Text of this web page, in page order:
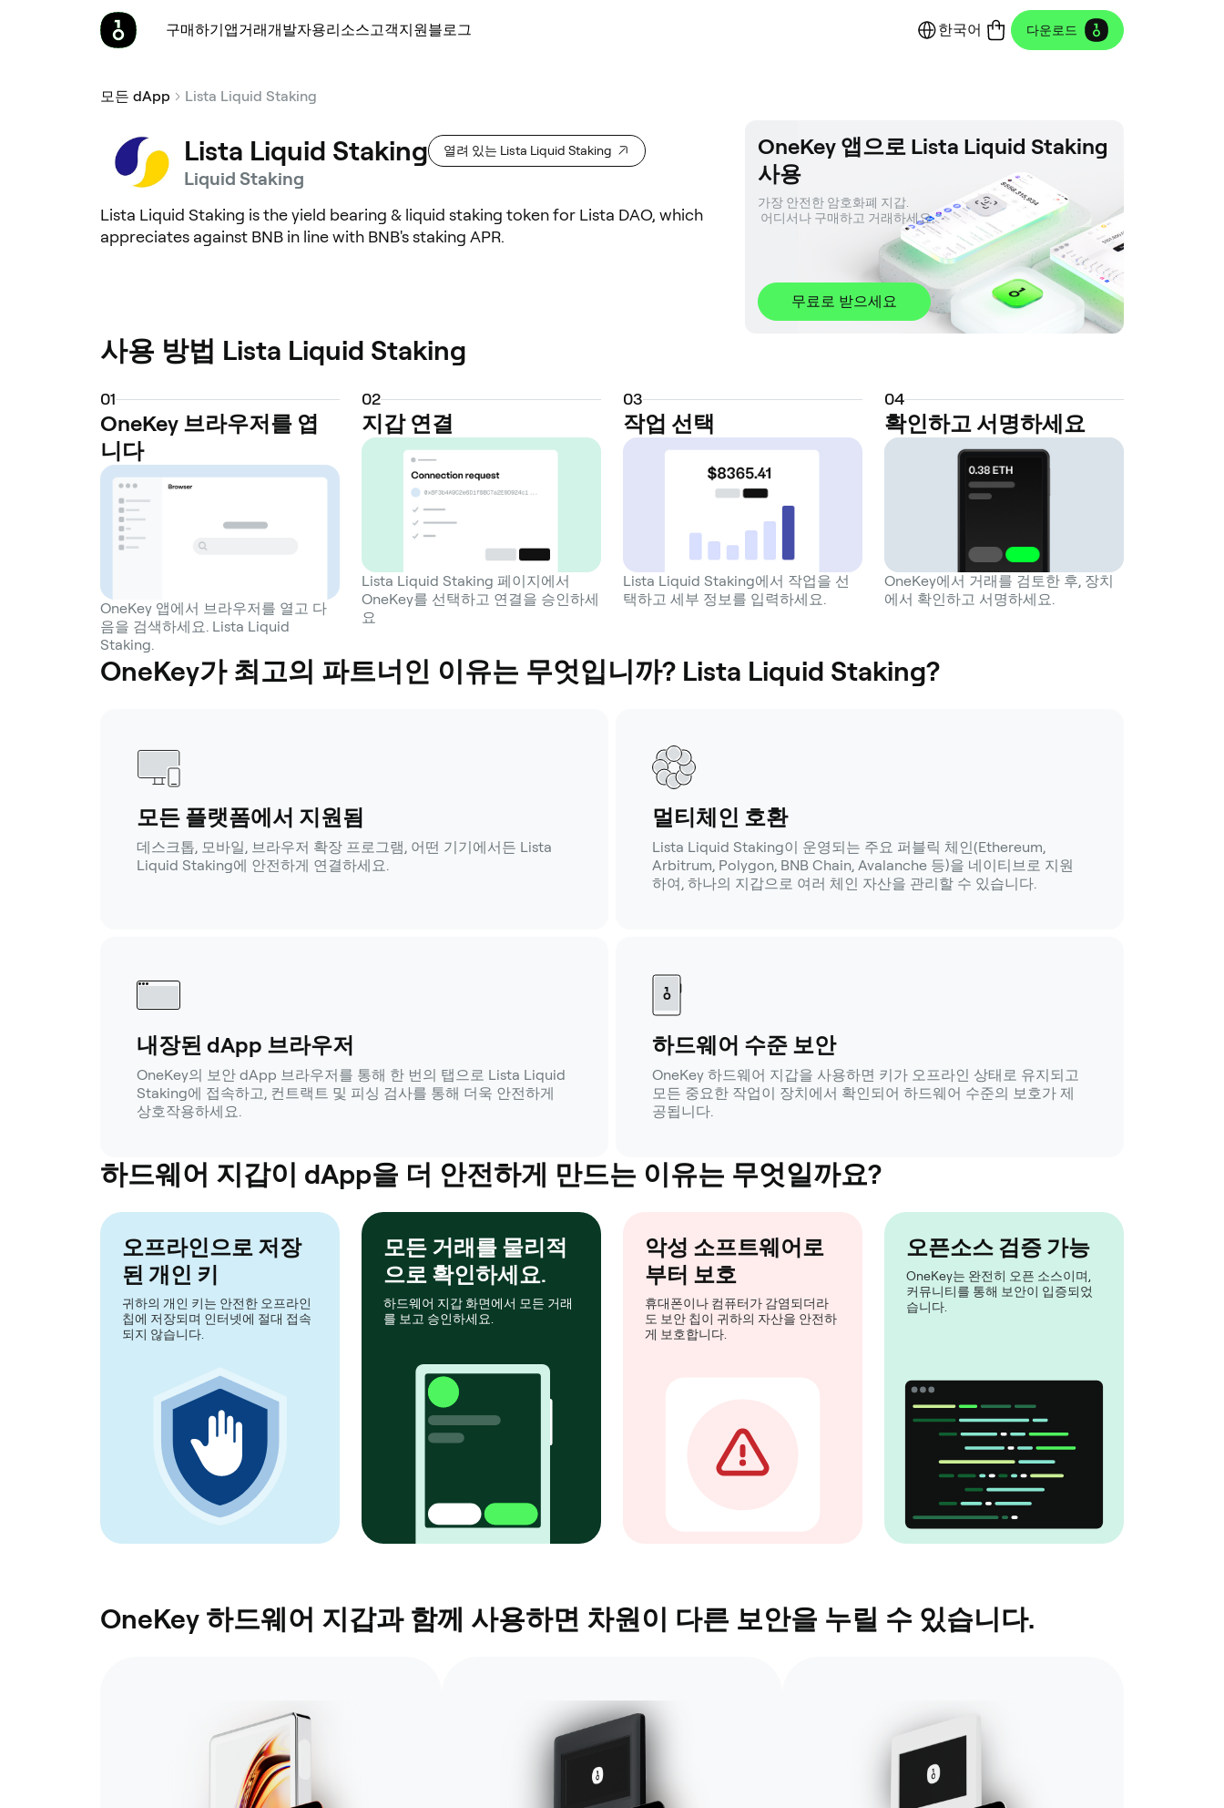
구매하기앱거래개발자용리소스고객지원블로그 한국어 다운로드
모든 dApp Lista Liquid Staking
Lista Liquid Staking 열려 있는 Lista Liquid Staking
Liquid Staking
Lista Liquid Staking is the yield bearing & liquid staking token for Lista DAO, which
appreciates against BNB in line with BNB's staking APR.
OneKey 앱으로 Lista Liquid Staking
사용
가장 안전한 암호화폐 지갑.
어디서나 구매하고 거래하세요.
무료로 받으세요
사용 방법 Lista Liquid Staking
01
OneKey 브라우저를 엽
니다
OneKey 앱에서 브라우저를 열고 다
음을 검색하세요. Lista Liquid
Staking.
02
지갑 연결
Lista Liquid Staking 페이지에서
OneKey를 선택하고 연결을 승인하세
요
03
작업 선택
Lista Liquid Staking에서 작업을 선
택하고 세부 정보를 입력하세요.
04
확인하고 서명하세요
OneKey에서 거래를 검토한 후, 장치
에서 확인하고 서명하세요.
OneKey가 최고의 파트너인 이유는 무엇입니까? Lista Liquid Staking?
모든 플랫폼에서 지원됨
데스크톱, 모바일, 브라우저 확장 프로그램, 어떤 기기에서든 Lista
Liquid Staking에 안전하게 연결하세요.
멀티체인 호환
Lista Liquid Staking이 운영되는 주요 퍼블릭 체인(Ethereum,
Arbitrum, Polygon, BNB Chain, Avalanche 등)을 네이티브로 지원
하여, 하나의 지갑으로 여러 체인 자산을 관리할 수 있습니다.
내장된 dApp 브라우저
OneKey의 보안 dApp 브라우저를 통해 한 번의 탭으로 Lista Liquid
Staking에 접속하고, 컨트랙트 및 피싱 검사를 통해 더욱 안전하게
상호작용하세요.
하드웨어 수준 보안
OneKey 하드웨어 지갑을 사용하면 키가 오프라인 상태로 유지되고
모든 중요한 작업이 장치에서 확인되어 하드웨어 수준의 보호가 제
공됩니다.
하드웨어 지갑이 dApp을 더 안전하게 만드는 이유는 무엇일까요?
오프라인으로 저장
된 개인 키
귀하의 개인 키는 안전한 오프라인
칩에 저장되며 인터넷에 절대 접속
되지 않습니다.
모든 거래를 물리적
으로 확인하세요.
하드웨어 지갑 화면에서 모든 거래
를 보고 승인하세요.
악성 소프트웨어로
부터 보호
휴대폰이나 컴퓨터가 감염되더라
도 보안 칩이 귀하의 자산을 안전하
게 보호합니다.
오픈소스 검증 가능
OneKey는 완전히 오픈 소스이며,
커뮤니티를 통해 보안이 입증되었
습니다.
OneKey 하드웨어 지갑과 함께 사용하면 차원이 다른 보안을 누릴 수 있습니다.